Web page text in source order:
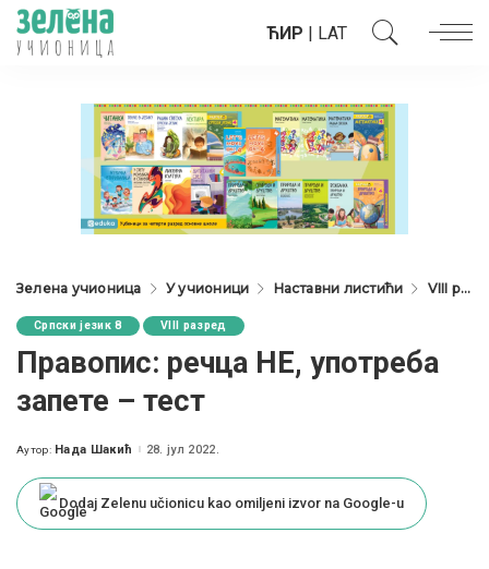
ЋИР | LAT
Зелена учионица У учионици Наставни листићи VIII разред
Српски језик 8 VIII разред
Правопис: речца НЕ, употреба
запете – тест
Posted
Аутор: Нада Шакић 28. јул 2022.
Dodaj Zelenu učionicu kao omiljeni izvor na Google-u